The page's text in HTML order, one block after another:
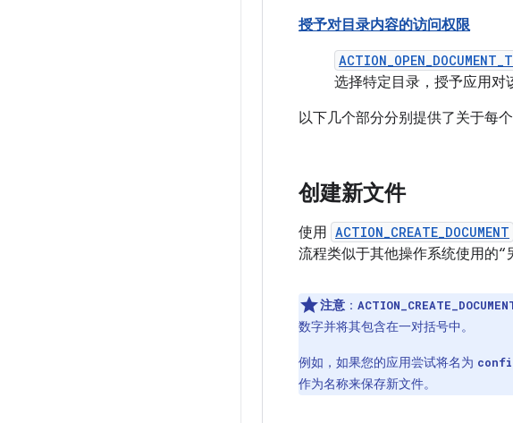
授予对目录内容的访问权限
选择特定目录，授予应用对
以下几个部分分别提供了关于每个
创建新文件
使用 ACTION_CREATE_DOCUMENT
流程类似于其他操作系统使用的“
注意 ：
数字并将其包含在一对括号中。
例如，如果您的应用尝试将名为
作为名称来保存新文件。